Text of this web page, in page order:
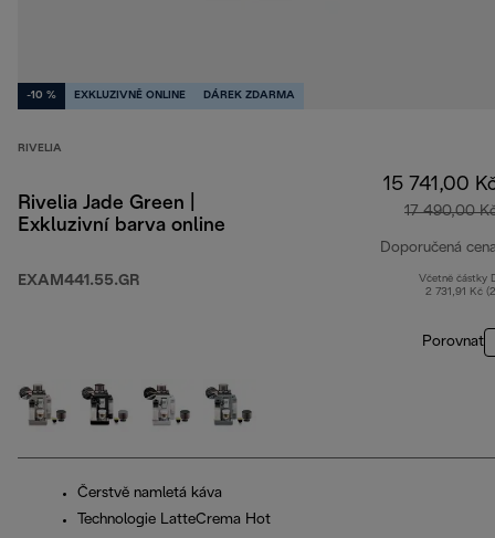
-10 % EXKLUZIVNĚ ONLINE DÁREK ZDARMA
RIVELIA
Rivelia Jade Green |
Exkluzivní barva online
EXAM441.55.GR
15 741,00
17 490,00
Doporučená
Včetně částky
2 731,91 Kč
Porovnat
Čerstvě namletá káva
Technologie LatteCrema Hot